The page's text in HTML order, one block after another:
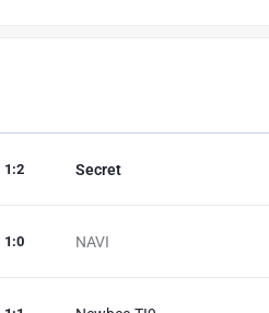
Secret
1 :2
NAVI
1 :0